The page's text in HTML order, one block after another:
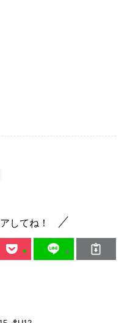
してね！